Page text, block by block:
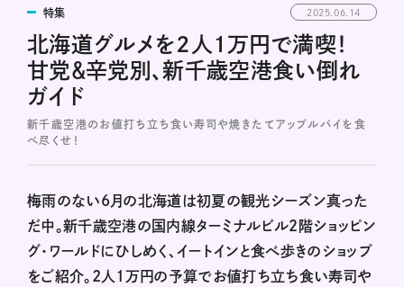
特集 2025.06.14
北海道グルメを2人1万円で満喫！
甘党＆辛党別、新千歳空港食い倒れ
ガイド
新千歳空港のお値打ち立ち食い寿司や焼きたてアップルパイを食
べ尽くせ！
梅雨のない6月の北海道は初夏の観光シーズン真った
だ中。新千歳空港の国内線ターミナルビル２階ショッピン
グ・ワールドにひしめく、イートインと食べ歩きのショップ
をご紹介。2人1万円の予算でお値打ち立ち食い寿司や